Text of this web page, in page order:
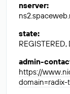
nserver:
state:
REGISTERED,
admin-
https://
domain=radix-